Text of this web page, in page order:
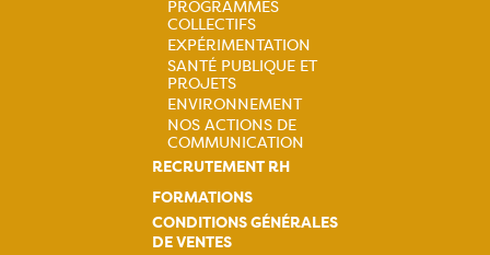
principale
PROGRAMMES
COLLECTIFS
EXPÉRIMENTATION
SANTÉ PUBLIQUE ET
PROJETS
ENVIRONNEMENT
NOS ACTIONS DE
COMMUNICATION
RECRUTEMENT RH
FORMATIONS
CONDITIONS GÉNÉRALES
DE VENTES